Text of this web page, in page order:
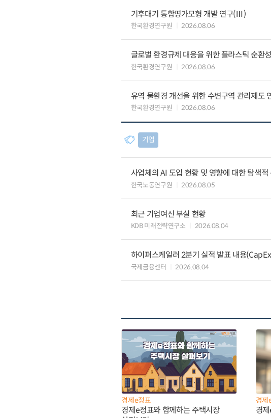
기후대기 통합평가모형 개발 연구(Ⅲ)
한국환경연구원 2026.08.06
글로벌 환경규제 대응을 위한 플라스틱 순환
한국환경연구원 2026.08.06
유역 물환경 개선을 위한 수변구역 관리제도
한국환경연구원 2026.08.06
기업
사업체의 AI 도입 현황 및 영향에 대한 탐색적
한국노동연구원 2026.08.05
최근 기업여신 부실 현황
KDB 미래전략연구소 2026.08.04
하이퍼스케일러 2분기 실적 발표 내용
국제금융센터 2026.08.04
경제e정표
경제e정표와 함께하는 주택시장
경제
경